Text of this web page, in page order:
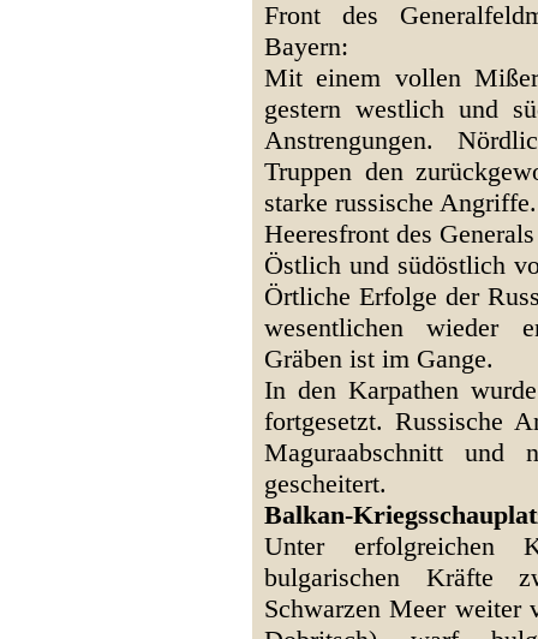
Front des
Bayern:
Mit einem vollen
gestern westlich und
Anstrengungen.
Truppen den
starke russische
Heeresfront des
Östlich und südöstlich
Örtliche Erfolge der
wesentlichen wieder
Gräben ist im Gange.
In den Karpathen
fortgesetzt. Russische
Maguraabschnitt
gescheitert.
Balkan-
Unter erfolgreichen
bulgarischen Kräfte
Schwarzen Meer weiter